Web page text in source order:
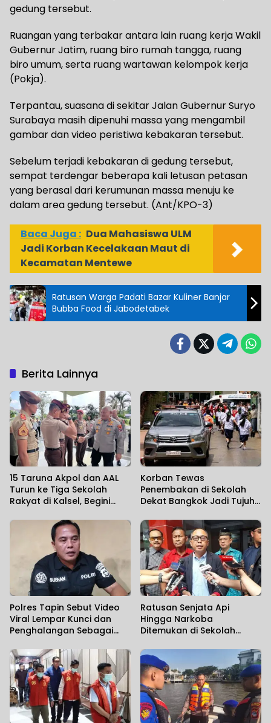
gedung tersebut.
Ruangan yang terbakar antara lain ruang kerja Wakil
Gubernur Jatim, ruang biro rumah tangga, ruang
biro umum, serta ruang wartawan kelompok kerja
(Pokja).
Terpantau, suasana di sekitar Jalan Gubernur Suryo
Surabaya masih dipenuhi massa yang mengambil
gambar dan video peristiwa kebakaran tersebut.
Sebelum terjadi kebakaran di gedung tersebut,
sempat terdengar beberapa kali letusan petasan
yang berasal dari kerumunan massa menuju ke
dalam area gedung tersebut. (Ant/KPO-3)
Baca Juga : Dua Mahasiswa ULM
Jadi Korban Kecelakaan Maut di
Kecamatan Mentewe
Ratusan Warga Padati Bazar Kuliner Banjar
Bubba Food di Jabodetabek
Berita Lainnya
15 Taruna Akpol dan AAL
Turun ke Tiga Sekolah
Rakyat di Kalsel, Begini
Korban Tewas
Penembakan di Sekolah
Dekat Bangkok Jadi Tujuh
Polres Tapin Sebut Video
Viral Lempar Kunci dan
Penghalangan Sebagai
Ratusan Senjata Api
Hingga Narkoba
Ditemukan di Sekolah